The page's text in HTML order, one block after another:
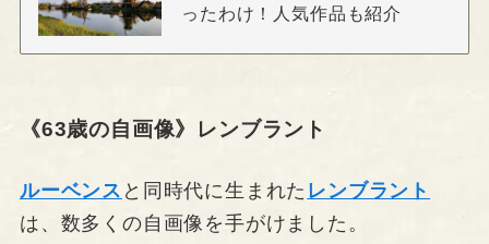
ったわけ！人気作品も紹介
《63歳の自画像》レンブラント
ルーベンス と同時代に生まれた レンブラント
は、数多くの自画像を手がけました。